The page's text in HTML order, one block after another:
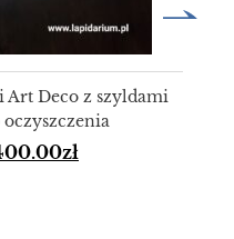
Art Deco z szyldami
zł